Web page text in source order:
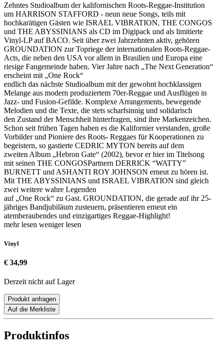
Zehntes Studioalbum der kalifornischen Roots-Reggae-Institution
um HARRISON STAFFORD - neun neue Songs, teils mit
hochkarätigen Gästen wie ISRAEL VIBRATION, THE CONGOS
und THE ABYSSINIANS als CD im Digipack und als limitierte
Vinyl-LP auf BACO. Seit über zwei Jahrzehnten aktiv, gehören
GROUNDATION zur Topriege der internationalen Roots-Reggae-
Acts, die neben den USA vor allem in Brasilien und Europa eine
riesige Fangemeinde haben. Vier Jahre nach „The Next Generation“
erscheint mit „One Rock“
endlich das nächste Studioalbum mit der gewohnt hochklassigen
Melange aus modern produziertem 70er-Reggae und Ausflügen in
Jazz- und Fusion-Gefilde. Komplexe Arrangements, bewegende
Melodien und die Texte, die stets scharfsinnig und solidarisch
den Zustand der Menschheit hinterfragen, sind ihre Markenzeichen.
Schon seit frühen Tagen haben es die Kalifornier verstanden, große
Vorbilder und Pioniere des Roots- Reggaes für Kooperationen zu
begeistern, so gastierte CEDRIC MYTON bereits auf dem
zweiten Album „Hebron Gate“ (2002), bevor er hier im Titelsong
mit seinen THE CONGOSPartnern DERRICK “WATTY”
BURNETT und ASHANTI ROY JOHNSON erneut zu hören ist.
Mit THE ABYSSINIANS und ISRAEL VIBRATION sind gleich
zwei weitere wahre Legenden
auf „One Rock“ zu Gast. GROUNDATION, die gerade auf ihr 25-
jähriges Bandjubiläum zusteuern, präsentieren erneut ein
atemberaubendes und einzigartiges Reggae-Highlight!
mehr lesen weniger lesen
Vinyl
€ 34,99
Derzeit nicht auf Lager
Produkt anfragen
Auf die Merkliste
Produktinfos